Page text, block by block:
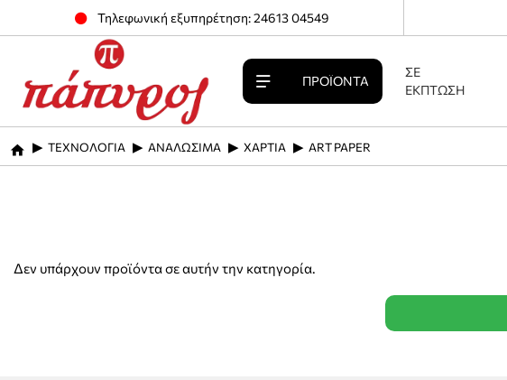
Τηλεφωνική εξυπηρέτηση: 24613 04549
ΠΡΟΪΌΝΤΑ
ΣΕ
ΈΚΠΤΩΣΗ
home
ΤΕΧΝΟΛΟΓΙΑ ΑΝΑΛΩΣΙΜΑ ΧΑΡΤΙΑ ART PAPER
Δεν υπάρχουν προϊόντα σε αυτήν την κατηγορία.